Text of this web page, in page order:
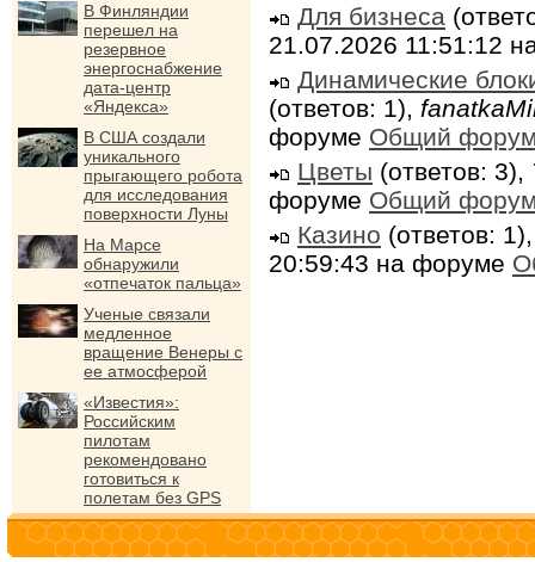
В Финляндии
перешел на
резервное
энергоснабжение
дата-центр
«Яндекса»
В США создали
уникального
прыгающего робота
для исследования
поверхности Луны
На Марсе
обнаружили
«отпечаток пальца»
Ученые связали
медленное
вращение Венеры с
ее атмосферой
«Известия»:
Российским
пилотам
рекомендовано
готовиться к
полетам без GPS
Для бизнеса
21.07.2026 11:51:12
Динамические
(ответов: 1),
форуме Общий
Цветы (ответов: 3),
форуме Общий
Казино (ответов:
20:59:43 на форуме